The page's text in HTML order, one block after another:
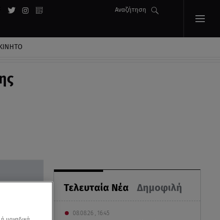
Αναζήτηση
Τελευταία Νέα Δημοφιλή
08.08.26 , 16:45